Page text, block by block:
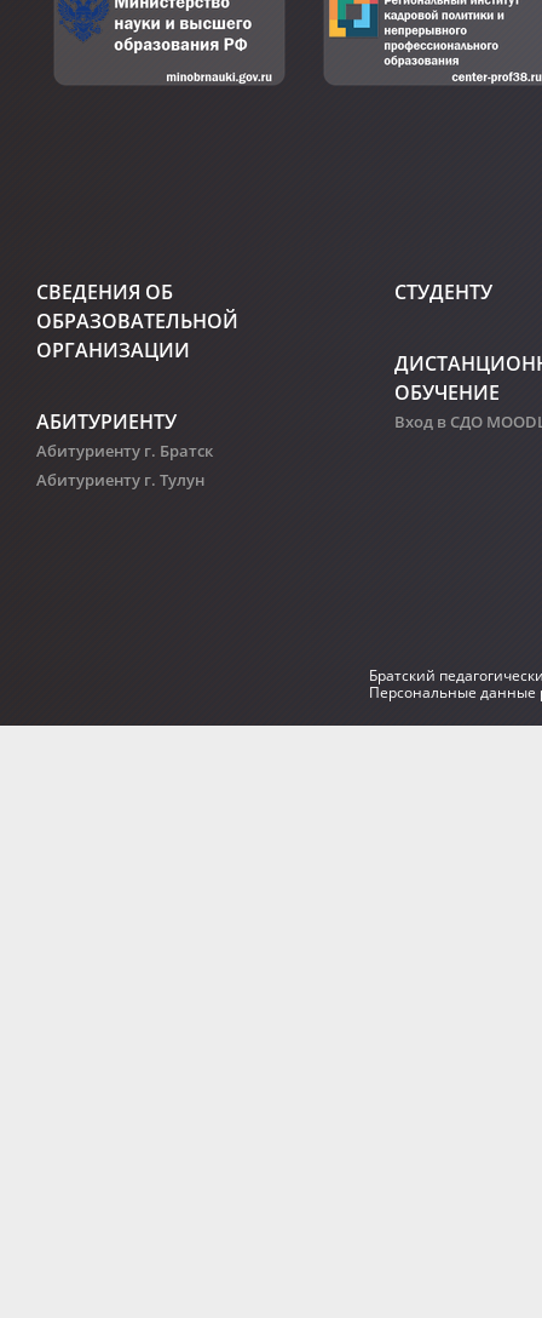
СВЕДЕНИЯ ОБ
ОБРАЗОВАТЕЛЬНОЙ
ОРГАНИЗАЦИИ
АБИТУРИЕНТУ
Абитуриенту г. Братск
Абитуриенту г. Тулун
СТУДЕНТУ
ОБУЧЕНИЕ
Вход в СДО
Братский
Персональные данные